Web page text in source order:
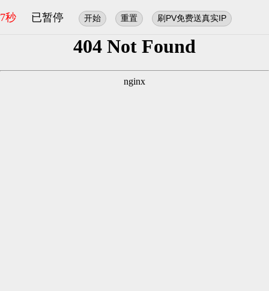
7秒 已暂停 开始 重置 刷PV免费送真实IP